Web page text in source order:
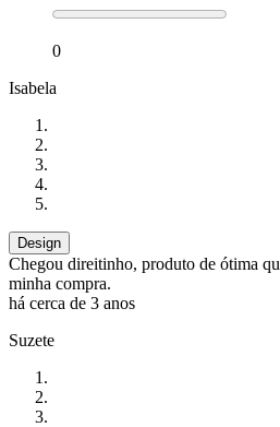
0
Isabela
Design
Chegou direitinho, produto de ótima
minha compra.
há cerca de 3 anos
Suzete